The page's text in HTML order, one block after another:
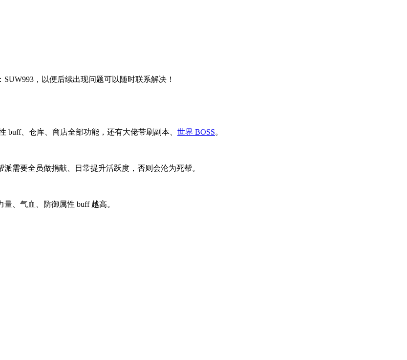
，以便后续出现问题可以随时联系解决！
buff、仓库、商店全部功能，还有大佬带刷副本、 世界 BOSS。
需要全员做捐献、日常提升活跃度，否则会沦为死帮。
、气血、防御属性 buff 越高。